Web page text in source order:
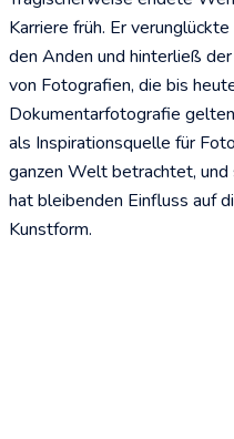
Karriere früh. Er
den Anden und hinterließ
von Fotografien, die bis
Dokumentarfotografie
als Inspirationsquelle für
ganzen Welt betrachtet,
hat bleibenden Einfluss auf
Kunstform.